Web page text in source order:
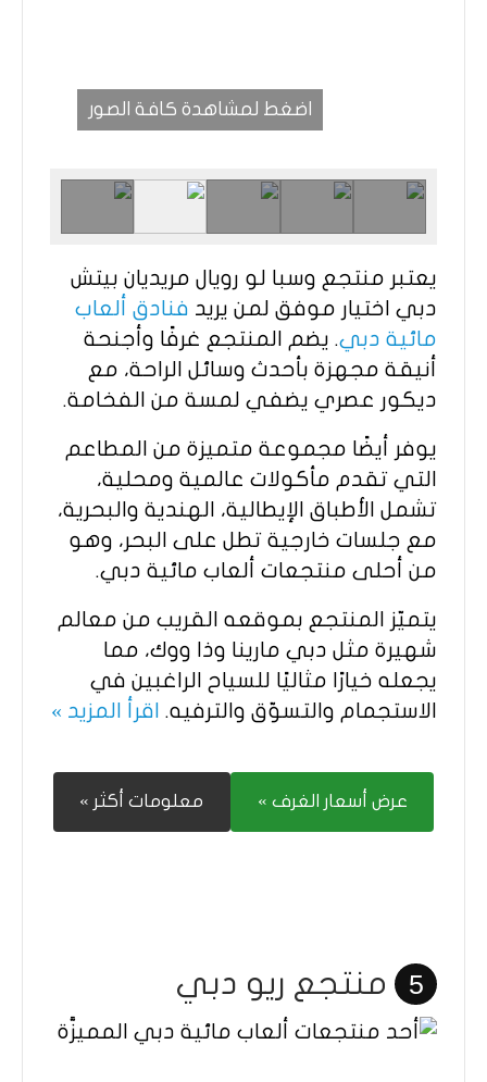
اضغط لمشاهدة كافة الصور
يعتبر منتجع وسبا لو رويال مريديان بيتش
دبي اختيار موفق لمن يريد فنادق ألعاب
مائية دبي. يضم المنتجع غرفًا وأجنحة
أنيقة مجهزة بأحدث وسائل الراحة، مع
ديكور عصري يضفي لمسة من الفخامة.
يوفر أيضًا مجموعة متميزة من المطاعم
التي تقدم مأكولات عالمية ومحلية،
تشمل الأطباق الإيطالية، الهندية والبحرية،
مع جلسات خارجية تطل على البحر، وهو
من أحلى منتجعات ألعاب مائية دبي.
يتميّز المنتجع بموقعه القريب من معالم
شهيرة مثل دبي مارينا وذا ووك، مما
يجعله خيارًا مثاليًا للسياح الراغبين في
الاستجمام والتسوّق والترفيه. اقرأ المزيد »
عرض أسعار الغرف » معلومات أكثر »
5 منتجع ريو دبي